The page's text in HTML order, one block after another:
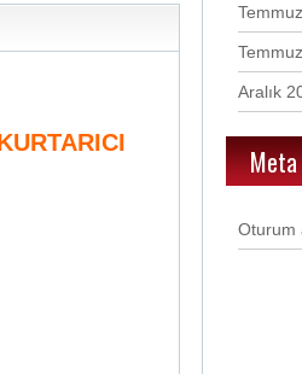
Aralık
Meta
Oturum